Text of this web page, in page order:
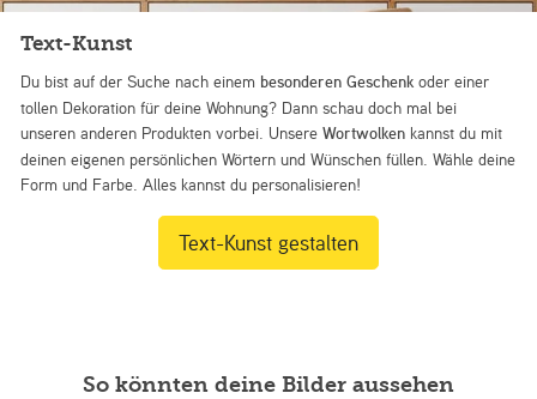
Text-Kunst
Du bist auf der Suche nach einem besonderen Geschenk oder einer
tollen Dekoration für deine Wohnung? Dann schau doch mal bei
unseren anderen Produkten vorbei. UnsereWortwolken kannst du mit
deinen eigenen persönlichen Wörtern und Wünschen füllen. Wähle deine
Form und Farbe. Alles kannst du personalisieren!
Text-Kunst gestalten
So könnten deine Bilder aussehen